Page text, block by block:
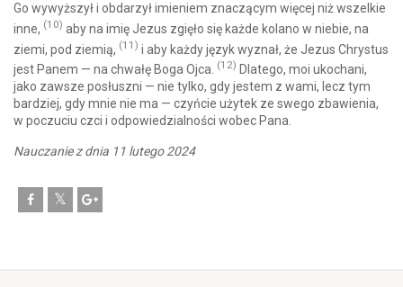
Go wywyższył i obdarzył imieniem znaczącym więcej niż wszelkie
inne, (10) aby na imię Jezus zgięło się każde kolano w niebie, na
ziemi, pod ziemią, (11) i aby każdy język wyznał, że Jezus Chrystus
jest Panem — na chwałę Boga Ojca. (12) Dlatego, moi ukochani,
jako zawsze posłuszni — nie tylko, gdy jestem z wami, lecz tym
bardziej, gdy mnie nie ma — czyńcie użytek ze swego zbawienia,
w poczuciu czci i odpowiedzialności wobec Pana.
Nauczanie z dnia 11 lutego 2024